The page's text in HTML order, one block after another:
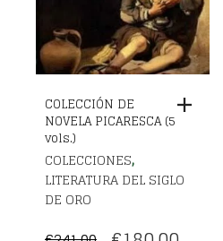
COLECCIÓN DE
NOVELA PICARESCA (5
vols.)
COLECCIONES,
LITERATURA DEL SIGLO
DE ORO